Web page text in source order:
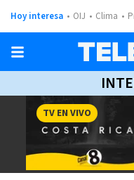
Hoy interesa OIJ Clima
TV EN VIVO